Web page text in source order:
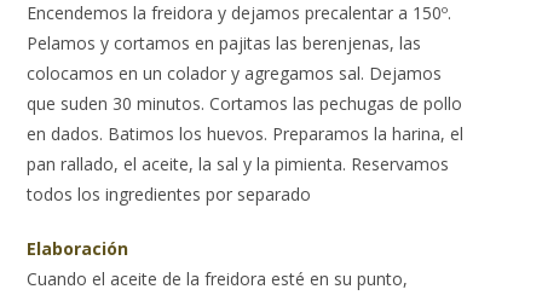
Encendemos la freidora y dejamos precalentar a 150º.
Pelamos y cortamos en pajitas las berenjenas, las
colocamos en un colador y agregamos sal. Dejamos
que suden 30 minutos. Cortamos las pechugas de pollo
en dados. Batimos los huevos. Preparamos la harina, el
pan rallado, el aceite, la sal y la pimienta. Reservamos
todos los ingredientes por separado
Elaboración
Cuando el aceite de la freidora esté en su punto,